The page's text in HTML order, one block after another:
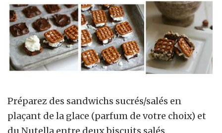
Préparez des sandwichs sucrés/salés en
plaçant de la glace (parfum de votre choix) et